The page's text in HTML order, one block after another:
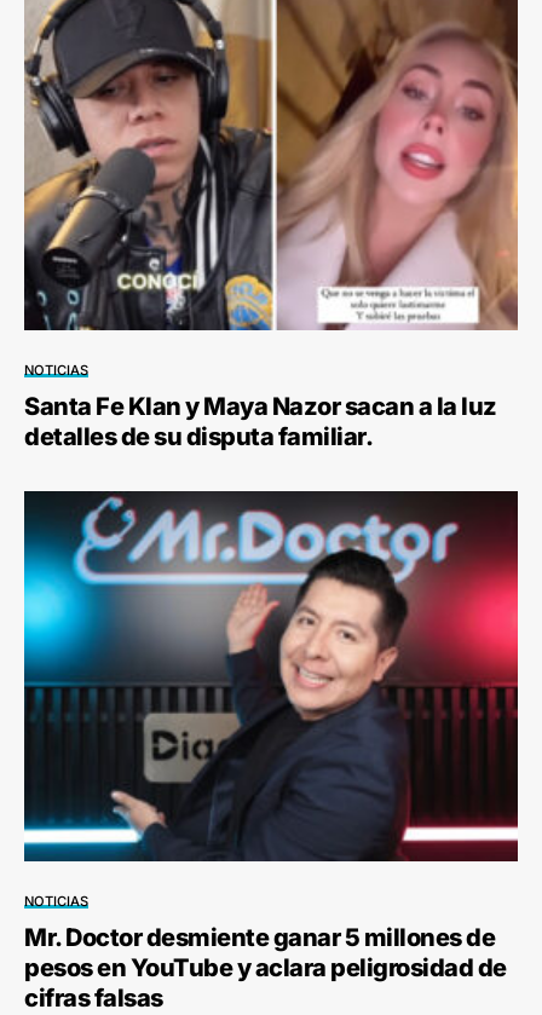
NOTICIAS
Santa Fe Klan y Maya Nazor sacan a la luz
detalles de su disputa familiar.
NOTICIAS
Mr. Doctor desmiente ganar 5 millones de
pesos en YouTube y aclara peligrosidad de
cifras falsas